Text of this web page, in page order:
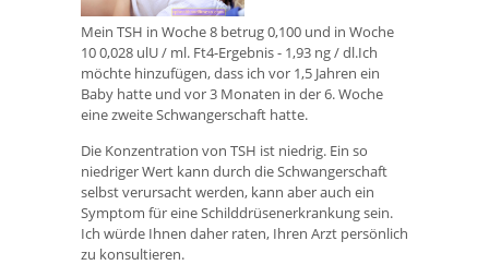
Mein TSH in Woche 8 betrug 0,100 und in Woche
10 0,028 ulU / ml. Ft4-Ergebnis - 1,93 ng / dl.Ich
möchte hinzufügen, dass ich vor 1,5 Jahren ein
Baby hatte und vor 3 Monaten in der 6. Woche
eine zweite Schwangerschaft hatte.
Die Konzentration von TSH ist niedrig. Ein so
niedriger Wert kann durch die Schwangerschaft
selbst verursacht werden, kann aber auch ein
Symptom für eine Schilddrüsenerkrankung sein.
Ich würde Ihnen daher raten, Ihren Arzt persönlich
zu konsultieren.